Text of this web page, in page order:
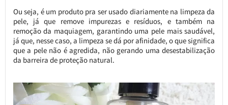
Ou seja, é um produto pra ser usado diariamente na limpeza da
pele, já que remove impurezas e resíduos, e também na
remoção da maquiagem, garantindo uma pele mais saudável,
já que, nesse caso, a limpeza se dá por afinidade, o que significa
que a pele não é agredida, não gerando uma desestabilização
da barreira de proteção natural.